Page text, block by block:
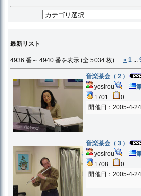
最新リスト
4936 番～ 4940 番を表示 (全 5034 枚) « 1 ...
音楽茶会（２）
yosirou
1701
0
開催日：2005-4-24
音楽茶会（３）
yosirou
1708
0
開催日：2005-4-24